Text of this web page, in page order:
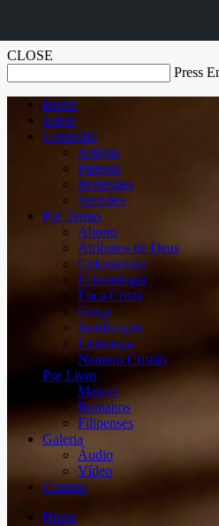
CLOSE
Press
Home
Sobre
Conteúdo
Artigos
Palestra
Reflexões
Sermões
Por Temas
Aborto
Atributos de Deus
Colossenses
Eclesiologia
Ética Cristã
Graça
Justificação
Liderança
Namoro Cristão
Por Livro
Mateus
Romanos
Filipenses
Galeria
Áudio
Vídeo
Contato
Home